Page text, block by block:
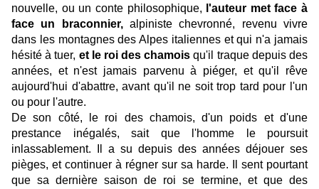
nouvelle, ou un conte philosophique, l'auteur met face à
face un braconnier, alpiniste chevronné, revenu vivre
dans les montagnes des Alpes italiennes et qui n'a jamais
hésité à tuer, et le roi des chamois qu'il traque depuis des
années, et n'est jamais parvenu à piéger, et qu'il rêve
aujourd'hui d'abattre, avant qu'il ne soit trop tard pour l'un
ou pour l'autre.
De son côté, le roi des chamois, d'un poids et d'une
prestance inégalés, sait que l'homme le poursuit
inlassablement. Il a su depuis des années déjouer ses
pièges, et continuer à régner sur sa harde. Il sent pourtant
que sa dernière saison de roi se termine, et que des